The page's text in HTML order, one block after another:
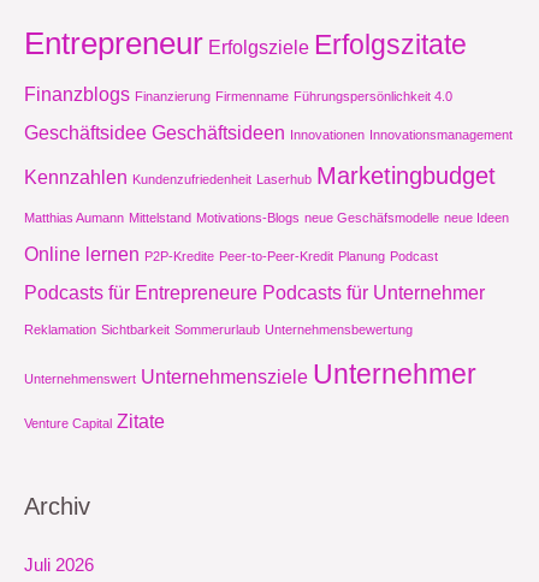
Entrepreneur Erfolgsziele Erfolgszitate
Finanzblogs Finanzierung Firmenname Führungspersönlichkeit 4.0
Geschäftsidee Geschäftsideen Innovationen Innovationsmanagement
Kennzahlen Kundenzufriedenheit Laserhub Marketingbudget
Matthias Aumann Mittelstand Motivations-Blogs neue Geschäfsmodelle neue Ideen
Online lernen P2P-Kredite Peer-to-Peer-Kredit Planung Podcast
Podcasts für Entrepreneure Podcasts für Unternehmer
Reklamation Sichtbarkeit Sommerurlaub Unternehmensbewertung
Unternehmenswert Unternehmensziele Unternehmer
Venture Capital Zitate
Archiv
Juli 2026